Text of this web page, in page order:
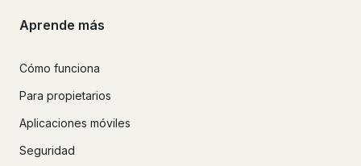
Aprende más
Cómo funciona
Para propietarios
Aplicaciones móviles
Seguridad